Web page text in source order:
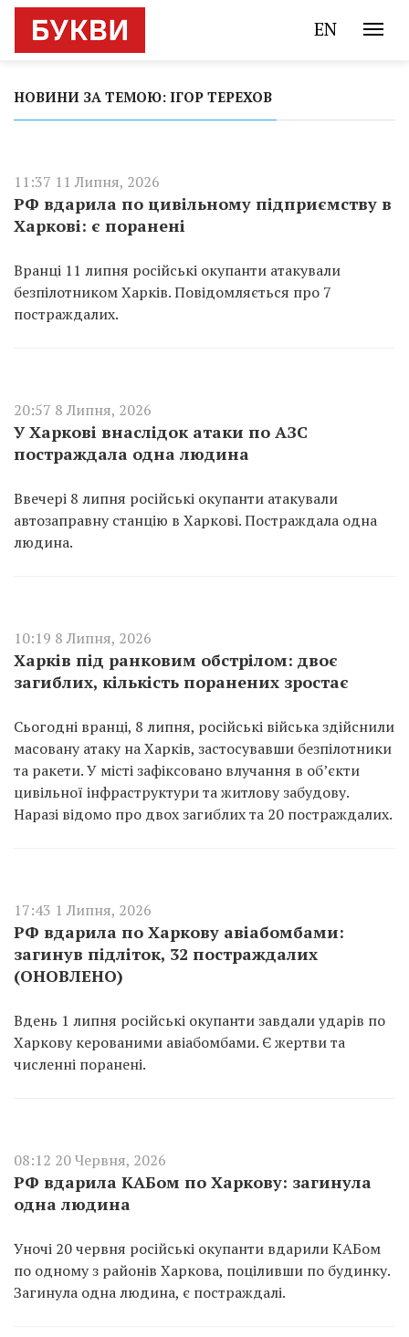
EN
НОВИНИ ЗА ТЕМОЮ: ІГОР ТЕРЕХОВ
11:37 11 Липня, 2026
РФ вдарила по цивільному підприємству в
Харкові: є поранені
Вранці 11 липня російські окупанти атакували
безпілотником Харків. Повідомляється про 7
постраждалих.
20:57 8 Липня, 2026
У Харкові внаслідок атаки по АЗС
постраждала одна людина
Ввечері 8 липня російські окупанти атакували
автозаправну станцію в Харкові. Постраждала одна
людина.
10:19 8 Липня, 2026
Харків під ранковим обстрілом: двоє
загиблих, кількість поранених зростає
Сьогодні вранці, 8 липня, російські війська здійснили
масовану атаку на Харків, застосувавши безпілотники
та ракети. У місті зафіксовано влучання в об’єкти
цивільної інфраструктури та житлову забудову.
Наразі відомо про двох загиблих та 20 постраждалих.
17:43 1 Липня, 2026
РФ вдарила по Харкову авіабомбами:
загинув підліток, 32 постраждалих
(ОНОВЛЕНО)
Вдень 1 липня російські окупанти завдали ударів по
Харкову керованими авіабомбами. Є жертви та
численні поранені.
08:12 20 Червня, 2026
РФ вдарила КАБом по Харкову: загинула
одна людина
Уночі 20 червня російські окупанти вдарили КАБом
по одному з районів Харкова, поціливши по будинку.
Загинула одна людина, є постраждалі.